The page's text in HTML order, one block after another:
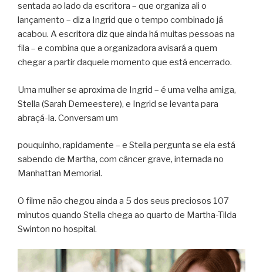
sentada ao lado da escritora – que organiza ali o
lançamento – diz a Ingrid que o tempo combinado já
acabou. A escritora diz que ainda há muitas pessoas na
fila – e combina que a organizadora avisará a quem
chegar a partir daquele momento que está encerrado.
Uma mulher se aproxima de Ingrid – é uma velha amiga,
Stella (Sarah Demeestere), e Ingrid se levanta para
abraçá-la. Conversam um
pouquinho, rapidamente – e Stella pergunta se ela está
sabendo de Martha, com câncer grave, internada no
Manhattan Memorial.
O filme não chegou ainda a 5 dos seus preciosos 107
minutos quando Stella chega ao quarto de Martha-Tilda
Swinton no hospital.